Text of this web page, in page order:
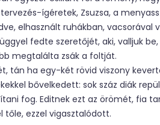
ígéretek, Zsuzsa, a
elhasznált ruhákban, vacsorával
fedte szeretőjét, aki, valljuk
megtalálta zsák a foltját.
tán ha egy-két rövid viszony
bővelkedett: sok száz diák
fog. Editnek ezt az örömét, fia
ezzel vigasztalódott.